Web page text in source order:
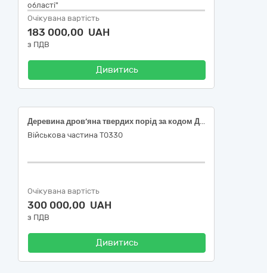
області"
Очікувана вартість
183 000,00 UAH
з ПДВ
Дивитись
Деревина дров‘яна твердих порід за кодом ДК 021:2015:03410000-7 Деревина (03418100-4 Деревина твердих порід)
Військова частина Т0330
Очікувана вартість
300 000,00 UAH
з ПДВ
Дивитись